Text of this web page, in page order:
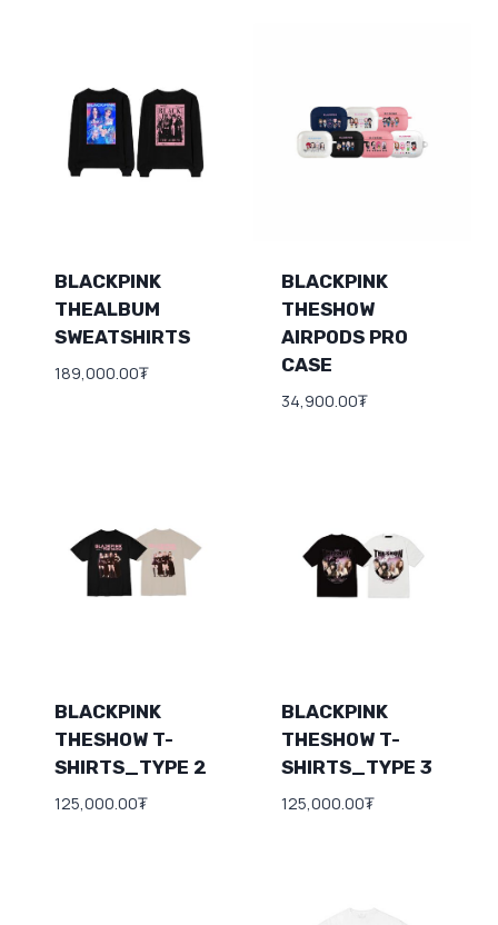
BLACKPINK
THEALBUM
SWEATSHIRTS
189,000.00₮
BLACKPINK
THESHOW
AIRPODS PRO
CASE
34,900.00₮
BLACKPINK
THESHOW T-
SHIRTS_TYPE 2
125,000.00₮
BLACKPINK
THESHOW T-
SHIRTS_TYPE 3
125,000.00₮